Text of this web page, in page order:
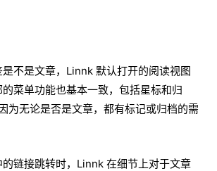
不是文章，Linnk 默认打开的阅读视图
菜单功能也基本一致，包括星标和归
为无论是否是文章，都有标记或归档的需
链接跳转时，Linnk 在细节上对于文章